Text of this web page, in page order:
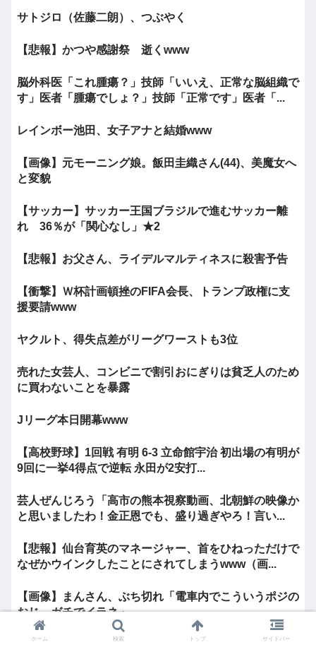
サトジロ（佐藤二朗）、つぶやく
【悲報】かつや感謝祭 逝くwww
脳外科医「これ腫瘍？」技師「いいえ、正常な脳組織で
す」医者「腫瘍でしょ？」技師「正常です」医者「...
レインボー池田、女子アナと結婚www
【画像】元モーニング娘。飯田圭織さん(44)、美魔女へ
と変貌
【サッカー】サッカー王国ブラジルで進むサッカー離
れ 36％が「関心なし」★2
【悲報】お父さん、ライデルマルティネスに殺害予告
【衝撃】Ｗ杯計画頓挫のFIFA会長、トランプ政権に支
援要請www
ヤクルト、得失点差がリーグワーストも3位
売れた女芸人、コンビニで割引おにぎりは貧乏人のため
に買わないことを暴露
Jリーグ本日開幕www
【高校野球】1回戦 有明 6-3 立命館宇治 初出場の有明が
9回に一挙4得点で逆転 永田が2安打...
芸人ぜんじろう「高市の熊本視察動画、北朝鮮の映像か
と思いましたわ！金正恩でも、盛り過ぎやろ！言い...
【悲報】仙台育英のマネージャー、首をひねっただけで
なぜかウインクしたことにされてしまうwww（画...
【画像】まんさん、ぶち切れ「電車内でこういうポジの
おじ、ガチでイラネ」
ホーム 検索 トップ サイドバー